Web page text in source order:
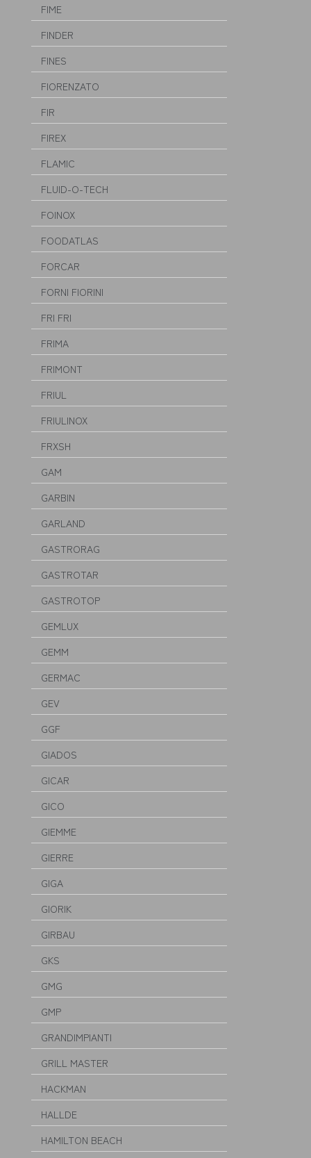
FIME
FINDER
FINES
FIORENZATO
FIR
FIREX
FLAMIC
FLUID-O-TECH
FOINOX
FOODATLAS
FORCAR
FORNI FIORINI
FRI FRI
FRIMA
FRIMONT
FRIUL
FRIULINOX
FRXSH
GAM
GARBIN
GARLAND
GASTRORAG
GASTROTAR
GASTROTOP
GEMLUX
GEMM
GERMAC
GEV
GGF
GIADOS
GICAR
GICO
GIEMME
GIERRE
GIGA
GIORIK
GIRBAU
GKS
GMG
GMP
GRANDIMPIANTI
GRILL MASTER
HACKMAN
HALLDE
HAMILTON BEACH